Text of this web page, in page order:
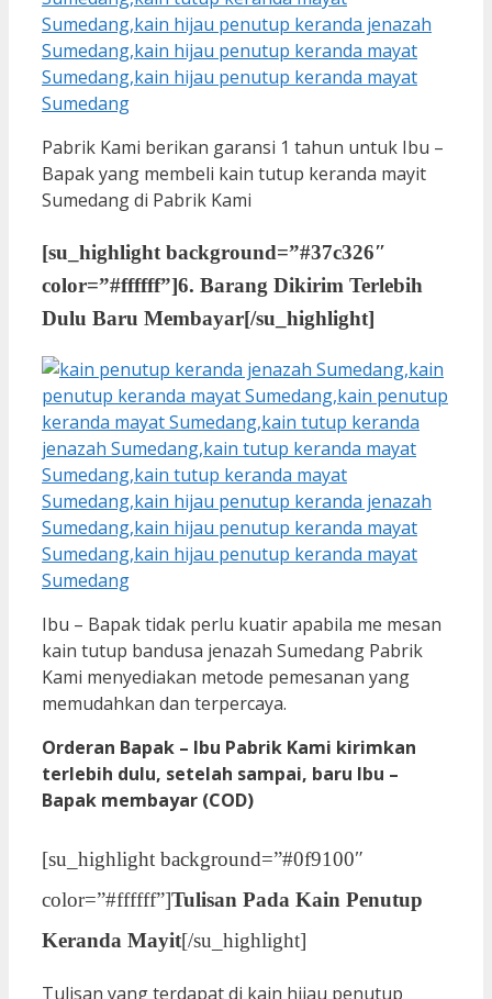
Pabrik Kami berikan garansi 1 tahun untuk Ibu –
Bapak yang membeli kain tutup keranda mayit
Sumedang di Pabrik Kami
[su_highlight background=”#37c326″
color=”#ffffff”]6. Barang Dikirim Terlebih
Dulu Baru Membayar[/su_highlight]
Ibu – Bapak tidak perlu kuatir apabila me mesan
kain tutup bandusa jenazah Sumedang Pabrik
Kami menyediakan metode pemesanan yang
memudahkan dan terpercaya.
Orderan Bapak – Ibu Pabrik Kami kirimkan
terlebih dulu, setelah sampai, baru Ibu –
Bapak membayar (COD)
[su_highlight background=”#0f9100″
color=”#ffffff”]Tulisan Pada Kain Penutup
Keranda Mayit[/su_highlight]
Tulisan yang terdapat di kain hijau penutup